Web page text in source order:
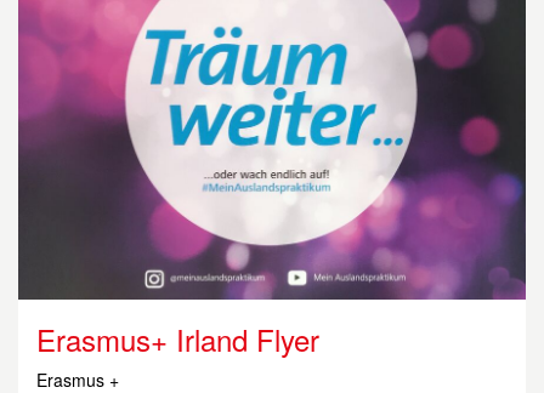
Erasmus+ Irland Flyer
Erasmus +